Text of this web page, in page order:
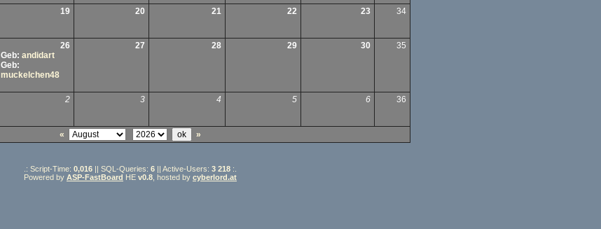
19 20 21 22 23 34
26
Geb: andidart
Geb:
muckelchen48
27 28 29 30 35
2 3 4 5 6 36
«
»
.: Script-Time: 0,016 || SQL-Queries: 6 || Active-Users: 3 218 :.
Powered by ASP-FastBoard HE v0.8 , hosted by cyberlord.at